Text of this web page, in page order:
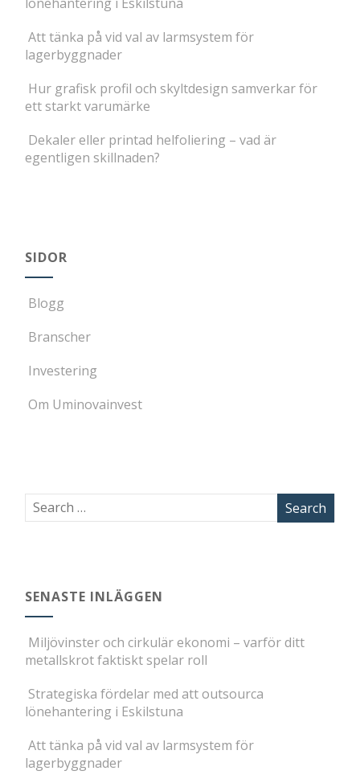
Att tänka på vid val av larmsystem för
lagerbyggnader
Hur grafisk profil och skyltdesign samverkar för
ett starkt varumärke
Dekaler eller printad helfoliering – vad är
egentligen skillnaden?
SIDOR
Blogg
Branscher
Investering
Om Uminovainvest
SENASTE INLÄGGEN
Miljövinster och cirkulär ekonomi – varför ditt
metallskrot faktiskt spelar roll
Strategiska fördelar med att outsourca
lönehantering i Eskilstuna
Att tänka på vid val av larmsystem för
lagerbyggnader